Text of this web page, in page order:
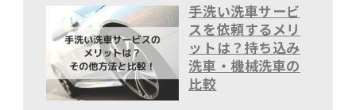
手洗い洗車サービ
スを依頼するメリ
ットは？持ち込み
洗車・機械洗車の
比較